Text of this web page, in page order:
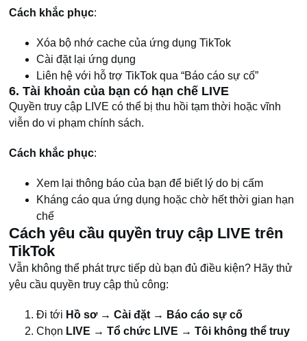
Cách khắc phục:
Xóa bộ nhớ cache của ứng dụng TikTok
Cài đặt lại ứng dụng
Liên hệ với hỗ trợ TikTok qua “Báo cáo sự cố”
6. Tài khoản của bạn có hạn chế LIVE
Quyền truy cập LIVE có thể bị thu hồi tạm thời hoặc vĩnh
viễn do vi phạm chính sách.
Cách khắc phục:
Xem lại thông báo của bạn để biết lý do bị cấm
Kháng cáo qua ứng dụng hoặc chờ hết thời gian hạn
chế
Cách yêu cầu quyền truy cập LIVE trên
TikTok
Vẫn không thể phát trực tiếp dù bạn đủ điều kiện? Hãy thử
yêu cầu quyền truy cập thủ công:
Đi tới Hồ sơ → Cài đặt → Báo cáo sự cố
Chọn LIVE → Tổ chức LIVE → Tôi không thể truy